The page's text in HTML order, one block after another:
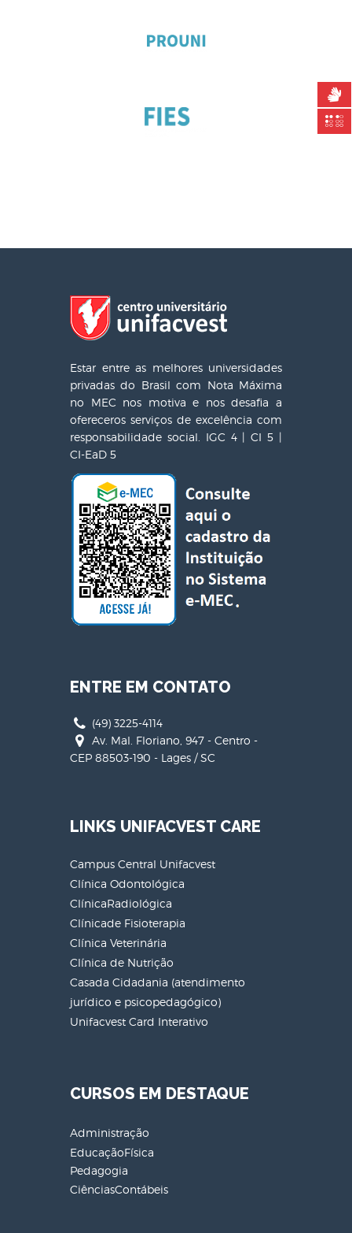
Estar entre as melhores universidades
privadas do Brasil com Nota Máxima
no MEC nos motiva e nos desafia a
ofereceros serviços de excelência com
responsabilidade social. IGC 4 | CI 5 |
CI-EaD 5
ENTRE EM CONTATO
(49) 3225-4114
Av. Mal. Floriano, 947 - Centro -
CEP 88503-190 - Lages / SC
LINKS UNIFACVEST CARE
Campus Central Unifacvest
Clínica Odontológica
ClínicaRadiológica
Clínicade Fisioterapia
Clínica Veterinária
Clínica de Nutrição
Casada Cidadania (atendimento
jurídico e psicopedagógico)
Unifacvest Card Interativo
CURSOS EM DESTAQUE
Administração
EducaçãoFísica
Pedagogia
CiênciasContábeis